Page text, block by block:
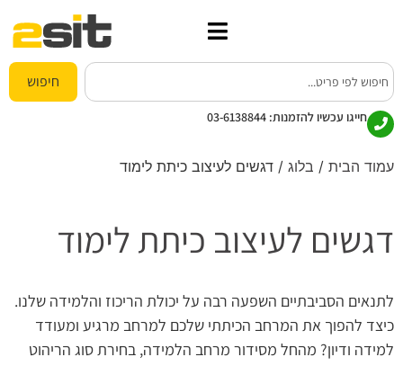
חיפוש
חייגו עכשיו להזמנות: 03-6138844
עמוד הבית / בלוג / דגשים לעיצוב כיתת לימוד
דגשים לעיצוב כיתת לימוד
לתנאים הסביבתיים השפעה רבה על יכולת הריכוז והלמידה שלנו.
כיצד להפוך את המרחב הכיתתי שלכם למרחב מרגיע ומעודד
למידה ודיון? מהחל מסידור מרחב הלמידה, בחירת סוג הריהוט